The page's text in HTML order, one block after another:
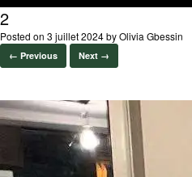
2
Posted on 3 juillet 2024byOlivia Gbessin
← Previous Next →